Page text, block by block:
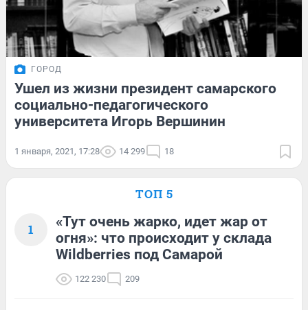
ГОРОД
Ушел из жизни президент самарского
социально-педагогического
университета Игорь Вершинин
1 января, 2021, 17:28 14 299 18
ТОП 5
1
«Тут очень жарко, идет жар от
огня»: что происходит у склада
Wildberries под Самарой
122 230 209